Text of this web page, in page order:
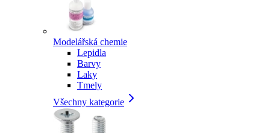
Modelářská chemie
Lepidla
Barvy
Laky
Tmely
Všechny kategorie